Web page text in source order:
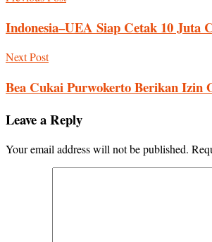
Indonesia–UEA Siap Cetak 10
Next Post
Bea Cukai Purwokerto Berikan Izin
Leave a Reply
Your email address will not be published.